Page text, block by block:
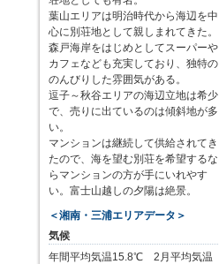
葉山エリアは明治時代から海辺を中
心に別荘地として親しまれてきた。
森戸海岸をはじめとしてスーパーや
カフェなども充実しており、独特の
のんびりした雰囲気がある。
逗子～秋谷エリアの海辺立地は希少
で、売りに出ているのは傾斜地が多
い。
マンションは継続して供給されてき
たので、海を望む別荘を希望するな
らマンションの方が手にいれやす
い。富士山越しの夕陽は絶景。
＜湘南・三浦エリアデータ＞
気候
年間平均気温15.8℃ 2月平均気温